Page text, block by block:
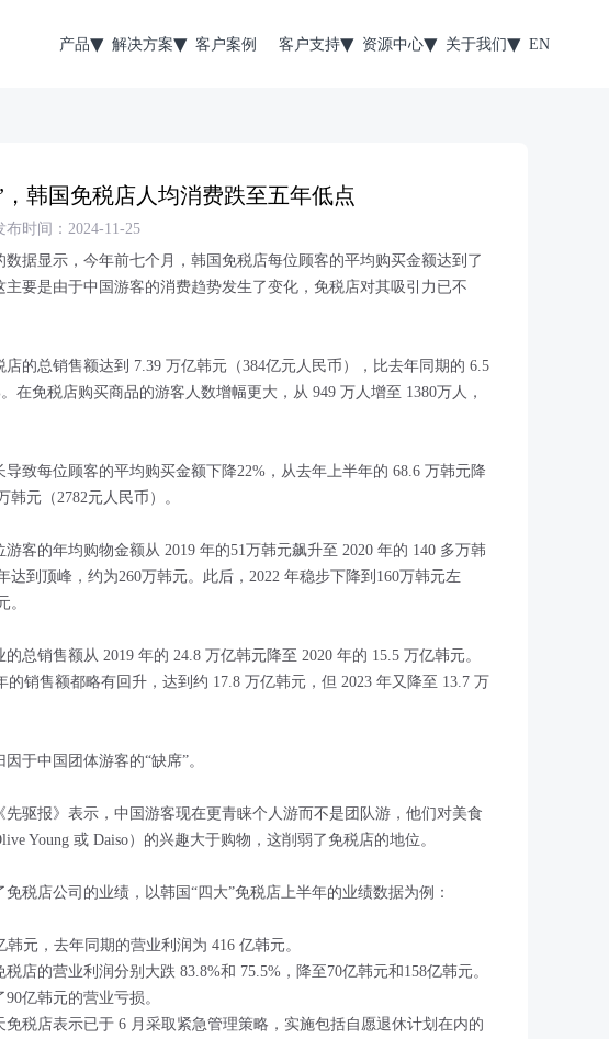
产品 解决方案 客户案例 客户支持 资源中心 关于我们 EN
，韩国免税店人均消费跌至五年低点
布时间：2024-11-25
数据显示，今年前七个月，韩国免税店每位顾客的平均购买金额达到了
主要是由于中国游客的消费趋势发生了变化，免税店对其吸引力已不
的总销售额达到 7.39 万亿韩元（384亿元人民币），比去年同期的 6.5
在免税店购买商品的游客人数增幅更大，从 949 万人增至 1380万人，
致每位顾客的平均购买金额下降22%，从去年上半年的 68.6 万韩元降
韩元（2782元人民币）。
客的年均购物金额从 2019 年的51万韩元飙升至 2020 年的 140 多万韩
达到顶峰，约为260万韩元。此后，2022 年稳步下降到160万韩元左
。
总销售额从 2019 年的 24.8 万亿韩元降至 2020 年的 15.5 万亿韩元。
的销售额都略有回升，达到约 17.8 万亿韩元，但 2023 年又降至 13.7 万
于中国团体游客的“缺席”。
先驱报》表示，中国游客现在更青睐个人游而不是团队游，他们对美食
Young 或 Daiso）的兴趣大于购物，这削弱了免税店的地位。
税店公司的业绩，以韩国“四大”免税店上半年的业绩数据为例：
韩元，去年同期的营业利润为 416 亿韩元。
店的营业利润分别大跌 83.8%和 75.5%，降至70亿韩元和158亿韩元。
亿韩元的营业亏损。
免税店表示已于 6 月采取紧急管理策略，实施包括自愿退休计划在内的